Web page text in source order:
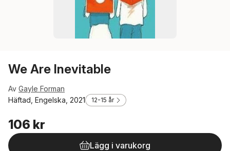
We Are Inevitable
Av Gayle Forman
Häftad, Engelska, 2021
12-15 år
106 kr
Lägg i varukorg